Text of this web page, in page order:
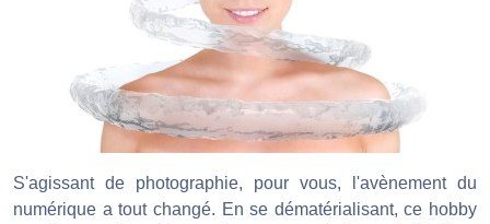
S'agissant de photographie, pour vous, l'avènement du
numérique a tout changé. En se dématérialisant, ce hobby